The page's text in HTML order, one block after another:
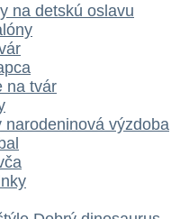
na detskú oslavu
na tvár
narodeninová výzdoba